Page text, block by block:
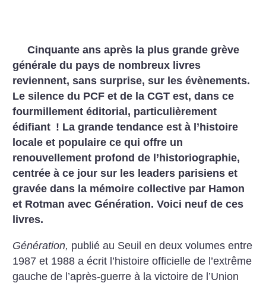
Cinquante ans après la plus grande grève
générale du pays de nombreux livres
reviennent, sans surprise, sur les évènements.
Le silence du PCF et de la CGT est, dans ce
fourmillement éditorial, particulièrement
édifiant ! La grande tendance est à l’histoire
locale et populaire ce qui offre un
renouvellement profond de l’historiographie,
centrée à ce jour sur les leaders parisiens et
gravée dans la mémoire collective par Hamon
et Rotman avec Génération. Voici neuf de ces
livres.
Génération, publié au Seuil en deux volumes entre
1987 et 1988 a écrit l’histoire officielle de l’extrême
gauche de l’après-guerre à la victoire de l’Union